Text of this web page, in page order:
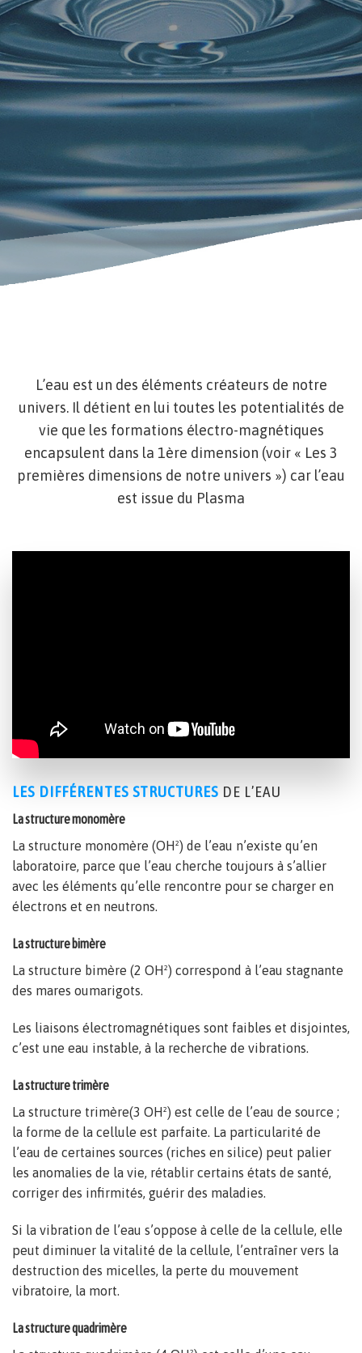
L’eau est un des éléments créateurs de notre
univers. Il détient en lui toutes les potentialités de
vie que les formations électro-magnétiques
encapsulent dans la 1ère dimension (voir « Les 3
premières dimensions de notre univers ») car l’eau
est issue du Plasma
LES DIFFÉRENTES STRUCTURES DE L’EAU
La structure monomère
La structure monomère (OH²) de l’eau n’existe qu’en
laboratoire, parce que l’eau cherche toujours à s’allier
avec les éléments qu’elle rencontre pour se charger en
électrons et en neutrons.
La structure bimère
La structure bimère (2 OH²) correspond à l’eau stagnante
des mares oumarigots.
Les liaisons électromagnétiques sont faibles et disjointes,
c’est une eau instable, à la recherche de vibrations.
La structure trimère
La structure trimère(3 OH²) est celle de l’eau de source ;
la forme de la cellule est parfaite. La particularité de
l’eau de certaines sources (riches en silice) peut palier
les anomalies de la vie, rétablir certains états de santé,
corriger des infirmités, guérir des maladies.
Si la vibration de l’eau s’oppose à celle de la cellule, elle
peut diminuer la vitalité de la cellule, l’entraîner vers la
destruction des micelles, la perte du mouvement
vibratoire, la mort.
La structure quadrimère